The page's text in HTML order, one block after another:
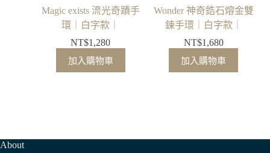
Magic exists 流光奇蹟手
環｜白字款｜
NT$1,280
加入購物車
Wonder 神奇鋯石熔金雙
鍊手環｜白字款｜
NT$1,680
加入購物車
About